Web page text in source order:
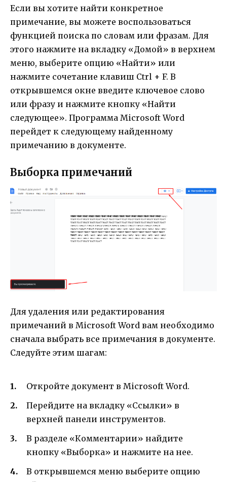
Если вы хотите найти конкретное
примечание, вы можете воспользоваться
функцией поиска по словам или фразам. Для
этого нажмите на вкладку «Домой» в верхнем
меню, выберите опцию «Найти» или
нажмите сочетание клавиш Ctrl + F. В
открывшемся окне введите ключевое слово
или фразу и нажмите кнопку «Найти
следующее». Программа Microsoft Word
перейдет к следующему найденному
примечанию в документе.
Выборка примечаний
Для удаления или редактирования
примечаний в Microsoft Word вам необходимо
сначала выбрать все примечания в документе.
Следуйте этим шагам:
Откройте документ в Microsoft Word.
Перейдите на вкладку «Ссылки» в
верхней панели инструментов.
В разделе «Комментарии» найдите
кнопку «Выборка» и нажмите на нее.
В открывшемся меню выберите опцию